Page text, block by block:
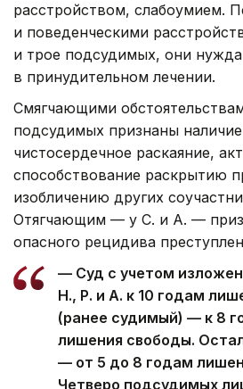
расстройством, слабоумием.
и поведенческими
и трое подсудимых, они
в принудительном лечении.
Смягчающими
подсудимых признаны
чистосердечное раскаяние,
способствование раскрытию
изобличению других
Отягчающим — у С. и А. —
опасного рецидива
— Суд c учетом
Н., Р. и А. к 10 годам
(ранее судимый) — к 8
лишения свободы.
— от 5 до 8 годам
Четверо подсудимых